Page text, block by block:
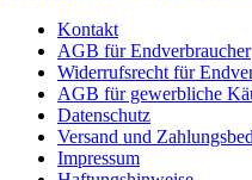
Kontakt
AGB für Endverbraucher
Widerrufsrecht für
AGB für gewerbliche
Datenschutz
Versand und
Impressum